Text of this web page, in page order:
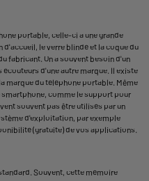
portable, celle-ci a une grande
le verre blindé et la coque du
fabricant. On a souvent besoin d'un
d'une autre marque. Il existe
marque du téléphone portable. Même
comme le support pour
souvent pas être utilisés par un
d'exploitation, par exemple
(gratuite) de vos applications.
Souvent, cette mémoire